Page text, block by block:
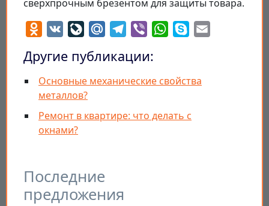
Последние
предложения
сверхпрочным брезентом для защиты товара.
Odnoklassniki
VK LiveJournal
Mail.RuTelegram
Viber WhatsApp
Skype
Другие публикации:
Основные механические свойства
металлов?
Ремонт в квартире: что делать с
окнами?